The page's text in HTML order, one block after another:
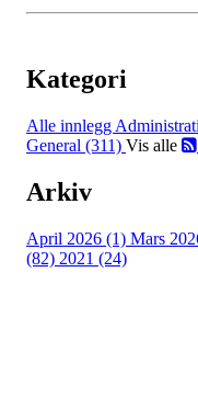
Kategori
Alle innlegg
General (311) Vis alle
Arkiv
April 2026 (1) Mars
(82) 2021 (24)